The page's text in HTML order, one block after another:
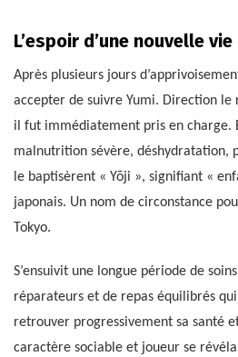
L’espoir d’une nouvelle vie
Après plusieurs jours
accepter de suivre Yumi. Direction le
il fut immédiatement pris en charge.
malnutrition sévère, déshydratation,
le baptisèrent « Yōji », signifiant «
japonais. Un nom de circonstance
Tokyo.
S’ensuivit une longue période de
réparateurs et de repas équilibrés
retrouver progressivement sa santé
caractère sociable et joueur se